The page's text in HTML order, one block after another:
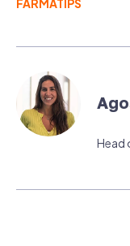
FARMATIPS
Head